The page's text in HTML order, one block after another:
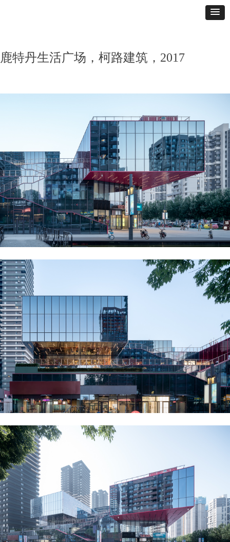
​​鹿​​特​​丹​​生​​活​​广​​场​，柯路建筑，2017